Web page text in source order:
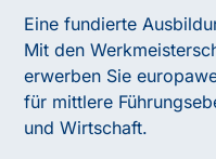
Eine fundierte
Mit den
erwerben Sie
für mittlere
und Wirtschaft.